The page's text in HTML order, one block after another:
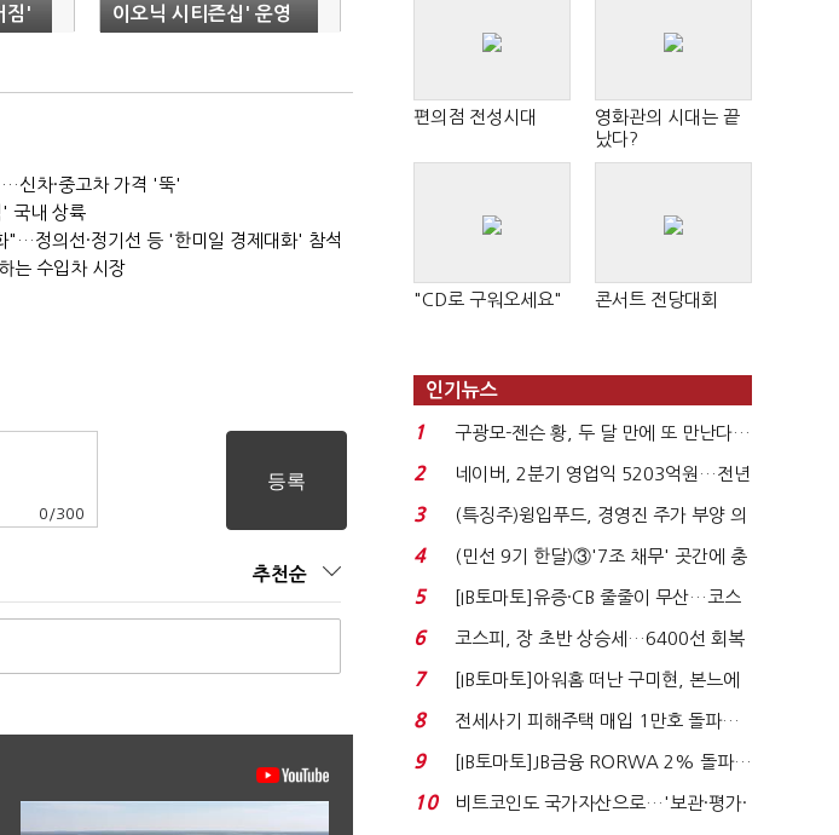
짐'
이오닉 시티즌십' 운영
신차·중고차 가격 '뚝'
국내 상륙
"…정의선·정기선 등 '한미일 경제대화' 참석
는 수입차 시장
0 /300
추천순
편의점 전성시대
영화관의 시대는 끝
났다?
"CD로 구워오세요" 콘서트 전당대회
인기뉴스
1
구광모-젠슨 황, 두 달 만에 또 만난다…
로봇·AI 등 논...
2
네이버, 2분기 영업익 5203억원…전년
비 0.2% 감소...
3
(특징주)윙입푸드, 경영진 주가 부양 의
지에 상한가...
4
(민선 9기 한달)③'7조 채무' 곳간에 충
격…추미애, 20년...
5
[IB토마토]유증·CB 줄줄이 무산…코스
닥 벌점 급증에 ...
6
코스피, 장 초반 상승세…6400선 회복
시도
7
[IB토마토]아워홈 떠난 구미현, 본느에
340억 베팅…가...
8
전세사기 피해주택 매입 1만호 돌파…
누적 피해자 4만2...
9
[IB토마토]JB금융 RORWA 2% 돌파…
실적 견인은 은행 ...
10
비트코인도 국가자산으로…'보관·평가·